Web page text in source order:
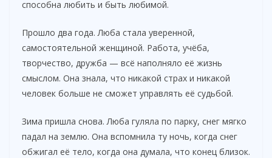
способна любить и быть любимой.
Прошло два года. Люба стала уверенной,
самостоятельной женщиной. Работа, учёба,
творчество, дружба — всё наполняло её жизнь
смыслом. Она знала, что никакой страх и никакой
человек больше не сможет управлять её судьбой.
Зима пришла снова. Люба гуляла по парку, снег мягко
падал на землю. Она вспомнила ту ночь, когда снег
обжигал её тело, когда она думала, что конец близок.